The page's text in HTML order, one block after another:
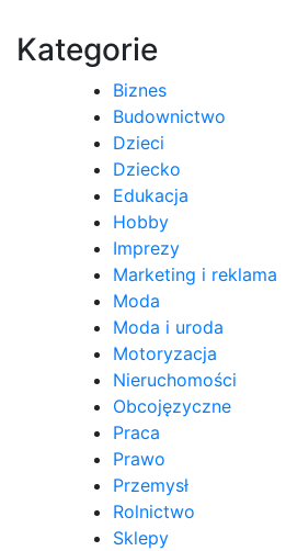
Kategorie
Biznes
Budownictwo
Dzieci
Dziecko
Edukacja
Hobby
Imprezy
Marketing i reklama
Moda
Moda i uroda
Motoryzacja
Nieruchomości
Obcojęzyczne
Praca
Prawo
Przemysł
Rolnictwo
Sklepy